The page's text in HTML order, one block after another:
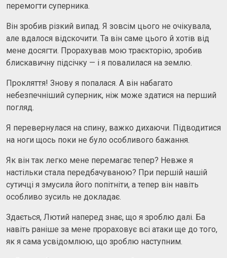
перемогти суперника.
Він зробив різкий випад. Я зовсім цього не очікувала,
але вдалося відскочити. Та він саме цього й хотів від
мене досягти. Прорахував мою траєкторію, зробив
блискавичну підсічку — і я повалилася на землю.
Прокляття! Знову я попалася. А він набагато
небезпечніший суперник, ніж може здатися на перший
погляд.
Я перевернулася на спину, важко дихаючи. Підводитися
на ноги щось поки не було особливого бажання.
Як він так легко мене перемагає тепер? Невже я
настільки стала передбачуваною? При першій нашій
сутичці я змусила його попітніти, а тепер він навіть
особливо зусиль не докладає.
Здається, Лютий наперед знає, що я зроблю далі. Ба
навіть раніше за мене прораховує всі атаки ще до того,
як я сама усвідомлюю, що зроблю наступним.